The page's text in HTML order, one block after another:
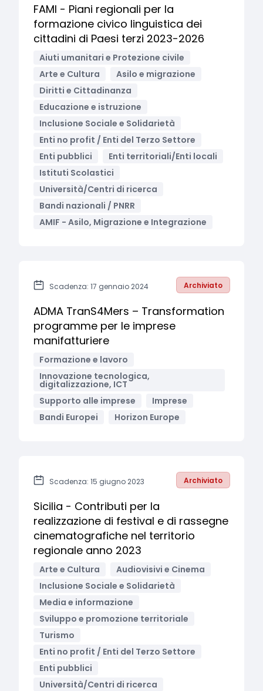
FAMI - Piani regionali per la
formazione civico linguistica dei
cittadini di Paesi terzi 2023-2026
Aiuti umanitari e Protezione civile
Arte e Cultura
Asilo e migrazione
Diritti e Cittadinanza
Educazione e istruzione
Inclusione Sociale e Solidarietà
Enti no profit / Enti del Terzo Settore
Enti pubblici
Enti territoriali/Enti locali
Istituti Scolastici
Università/Centri di ricerca
Bandi nazionali / PNRR
AMIF - Asilo, Migrazione e Integrazione
Scadenza: 17 gennaio 2024 Archiviato
ADMA TranS4Mers – Transformation
programme per le imprese
manifatturiere
Formazione e lavoro
Innovazione tecnologica,
digitalizzazione, ICT
Supporto alle imprese
Imprese
Bandi Europei
Horizon Europe
Scadenza: 15 giugno 2023 Archiviato
Sicilia - Contributi per la
realizzazione di festival e di rassegne
cinematografiche nel territorio
regionale anno 2023
Arte e Cultura
Audiovisivi e Cinema
Inclusione Sociale e Solidarietà
Media e informazione
Sviluppo e promozione territoriale
Turismo
Enti no profit / Enti del Terzo Settore
Enti pubblici
Università/Centri di ricerca